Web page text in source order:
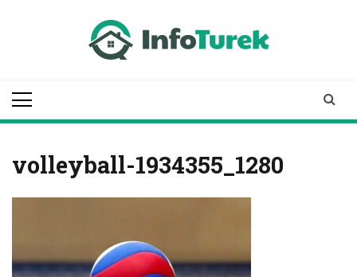
volleyball-1934355_1280